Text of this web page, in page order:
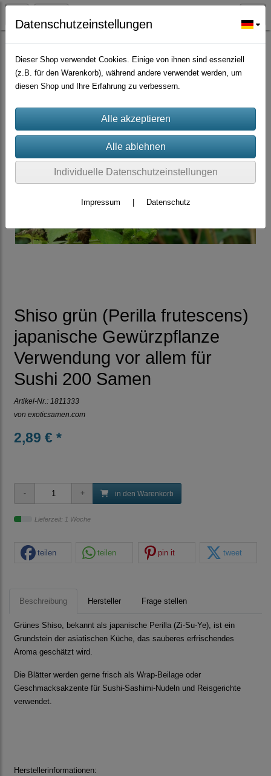
Würzpflanzen/Nutzpflanzen/Gründünger
Shiso grün (Perilla frutescens)
japanische Gewürzpflanze
Verwendung vor allem für
Sushi 200 Samen
Artikel-Nr.: 1811333
von exoticsamen.com
2,89 € *
in den Warenkorb
Lieferzeit: 1 Woche
teilen teilen pin it tweet
Beschreibung Hersteller Frage stellen
Grünes Shiso, bekannt als japanische Perilla (Zi-Su-Ye), ist ein
Grundstein der asiatischen Küche, das sauberes erfrischendes
Aroma geschätzt wird.
Die Blätter werden gerne frisch als Wrap-Beilage oder
Geschmacksakzente für Sushi-Sashimi-Nudeln und Reisgerichte
verwendet.
Herstellerinformationen:
Datenschutzeinstellungen
Dieser Shop verwendet Cookies. Einige von ihnen sind essenziell
(z.B. für den Warenkorb), während andere verwendet werden, um
diesen Shop und Ihre Erfahrung zu verbessern.
Individuelle Datenschutzeinstellungen
Impressum Datenschutz